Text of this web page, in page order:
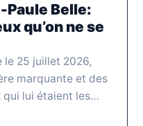
Paule Belle:
qu’on ne se
le 25 juillet 2026,
marquante et des
qui lui étaient les…